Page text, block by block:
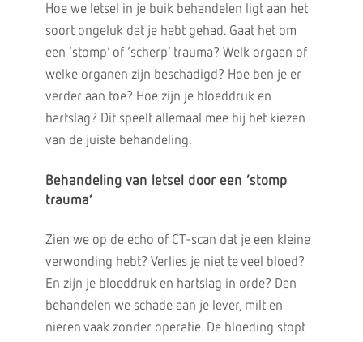
Hoe we letsel in je buik behandelen ligt aan het
soort ongeluk dat je hebt gehad. Gaat het om
een ‘stomp’ of ‘scherp’ trauma? Welk orgaan of
welke organen zijn beschadigd? Hoe ben je er
verder aan toe? Hoe zijn je bloeddruk en
hartslag? Dit speelt allemaal mee bij het kiezen
van de juiste behandeling.
Behandeling van letsel door een ‘stomp
trauma’
Zien we op de echo of CT-scan dat je een kleine
verwonding hebt? Verlies je niet te veel bloed?
En zijn je bloeddruk en hartslag in orde? Dan
behandelen we schade aan je lever, milt en
nieren vaak zonder operatie. De bloeding stopt